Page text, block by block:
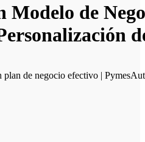
Modelo de